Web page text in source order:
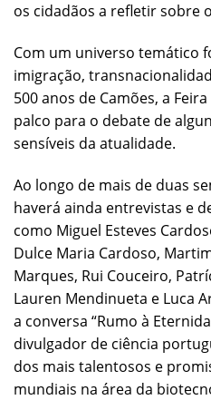
os cidadãos a refletir sobre
Com um universo temático
imigração,
500 anos de Camões, a
palco para o debate de
sensíveis da atualidade.
Ao longo de mais de duas
haverá ainda entrevistas e
como Miguel Esteves
Dulce Maria Cardoso,
Marques, Rui Couceiro,
Lauren Mendinueta e Luca
a conversa “Rumo à
divulgador de ciência
dos mais talentosos e
mundiais na área da